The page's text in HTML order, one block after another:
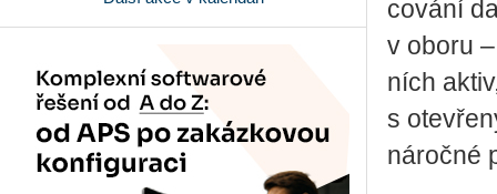
co­vá­ní
v oboru
ních
s
ná­roč­né